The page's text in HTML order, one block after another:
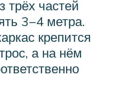
трёх частей
3−4 метра.
крепится
а на нём